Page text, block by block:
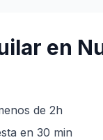
en
de 2h
en 30 min